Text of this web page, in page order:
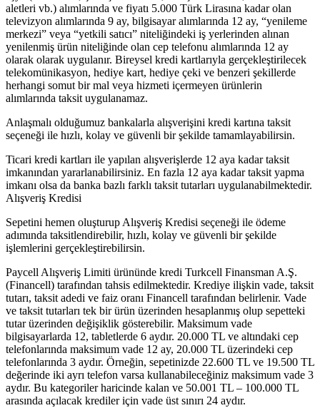
aletleri vb.) alımlarında ve fiyatı 5.000 Türk Lirasına kadar olan
televizyon alımlarında 9 ay, bilgisayar alımlarında 12 ay, “yenileme
merkezi” veya “yetkili satıcı” niteliğindeki iş yerlerinden alınan
yenilenmiş ürün niteliğinde olan cep telefonu alımlarında 12 ay
olarak olarak uygulanır. Bireysel kredi kartlarıyla gerçekleştirilecek
telekomünikasyon, hediye kart, hediye çeki ve benzeri şekillerde
herhangi somut bir mal veya hizmeti içermeyen ürünlerin
alımlarında taksit uygulanamaz.
Anlaşmalı olduğumuz bankalarla alışverişini kredi kartına taksit
seçeneği ile hızlı, kolay ve güvenli bir şekilde tamamlayabilirsin.
Ticari kredi kartları ile yapılan alışverişlerde 12 aya kadar taksit
imkanından yararlanabilirsiniz. En fazla 12 aya kadar taksit yapma
imkanı olsa da banka bazlı farklı taksit tutarları uygulanabilmektedir.
Alışveriş Kredisi
Sepetini hemen oluşturup Alışveriş Kredisi seçeneği ile ödeme
adımında taksitlendirebilir, hızlı, kolay ve güvenli bir şekilde
işlemlerini gerçekleştirebilirsin.
Paycell Alışveriş Limiti ürününde kredi Turkcell Finansman A.Ş.
(Financell) tarafından tahsis edilmektedir. Krediye ilişkin vade, taksit
tutarı, taksit adedi ve faiz oranı Financell tarafından belirlenir. Vade
ve taksit tutarları tek bir ürün üzerinden hesaplanmış olup sepetteki
tutar üzerinden değişiklik gösterebilir. Maksimum vade
bilgisayarlarda 12, tabletlerde 6 aydır. 20.000 TL ve altındaki cep
telefonlarında maksimum vade 12 ay, 20.000 TL üzerindeki cep
telefonlarında 3 aydır. Örneğin, sepetinizde 22.600 TL ve 19.500 TL
değerinde iki ayrı telefon varsa kullanabileceğiniz maksimum vade 3
aydır. Bu kategoriler haricinde kalan ve 50.001 TL – 100.000 TL
arasında açılacak krediler için vade üst sınırı 24 aydır.